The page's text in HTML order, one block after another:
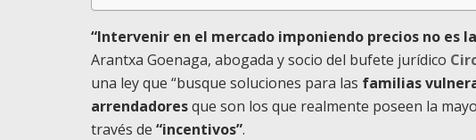
“Intervenir en el mercado imponiendo precios no es
Arantxa Goenaga, abogada y socio del bufete jurídico
una ley que “busque soluciones para las familias
arrendadoresque son los que realmente poseen la
través de “incentivos”.